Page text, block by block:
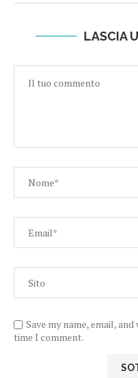
LASCIA
Save my name, email,
time I comment.